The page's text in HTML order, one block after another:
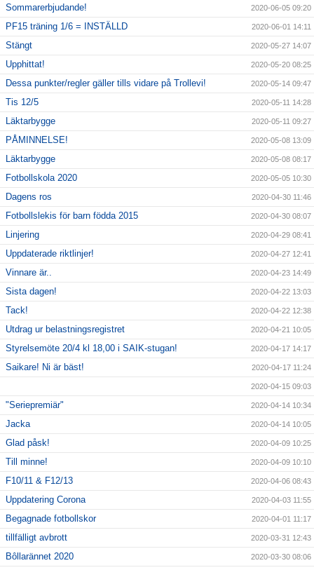
Sommarerbjudande! 2020-06-05 09:20
PF15 träning 1/6 = INSTÄLLD 2020-06-01 14:11
Stängt 2020-05-27 14:07
Upphittat! 2020-05-20 08:25
Dessa punkter/regler gäller tills vidare på Trollevi! 2020-05-14 09:47
Tis 12/5 2020-05-11 14:28
Läktarbygge 2020-05-11 09:27
PÅMINNELSE! 2020-05-08 13:09
Läktarbygge 2020-05-08 08:17
Fotbollskola 2020 2020-05-05 10:30
Dagens ros 2020-04-30 11:46
Fotbollslekis för barn födda 2015 2020-04-30 08:07
Linjering 2020-04-29 08:41
Uppdaterade riktlinjer! 2020-04-27 12:41
Vinnare är.. 2020-04-23 14:49
Sista dagen! 2020-04-22 13:03
Tack! 2020-04-22 12:38
Utdrag ur belastningsregistret 2020-04-21 10:05
Styrelsemöte 20/4 kl 18,00 i SAIK-stugan! 2020-04-17 14:17
Saikare! Ni är bäst! 2020-04-17 11:24
2020-04-15 09:03
"Seriepremiär" 2020-04-14 10:34
Jacka 2020-04-14 10:05
Glad påsk! 2020-04-09 10:25
Till minne! 2020-04-09 10:10
F10/11 & F12/13 2020-04-06 08:43
Uppdatering Corona 2020-04-03 11:55
Begagnade fotbollskor 2020-04-01 11:17
tillfälligt avbrott 2020-03-31 12:43
Bôllarännet 2020 2020-03-30 08:06